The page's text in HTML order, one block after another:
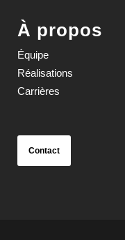
À propos
Équipe
Réalisations
Carrières
Contact